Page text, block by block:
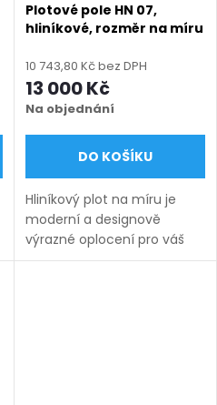
Plotové pole HN 07,
hliníkové, rozměr na míru
výška 710 - 2010 mm),
černá struktura RAL 9005
10 743,80 Kč bez DPH
13 000 Kč
Na objednání
DO KOŠÍKU
Hliníkový plot na míru je
moderní a designově
výrazné oplocení pro váš
pozemek. Vyrábíme ho v